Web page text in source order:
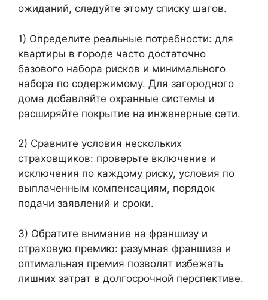
ожиданий, следуйте этому списку шагов.
1) Определите реальные потребности: для
квартиры в городе часто достаточно
базового набора рисков и минимального
набора по содержимому. Для загородного
дома добавляйте охранные системы и
расширяйте покрытие на инженерные сети.
2) Сравните условия нескольких
страховщиков: проверьте включение и
исключения по каждому риску, условия по
выплаченным компенсациям, порядок
подачи заявлений и сроки.
3) Обратите внимание на франшизу и
страховую премию: разумная франшиза и
оптимальная премия позволят избежать
лишних затрат в долгосрочной перспективе.